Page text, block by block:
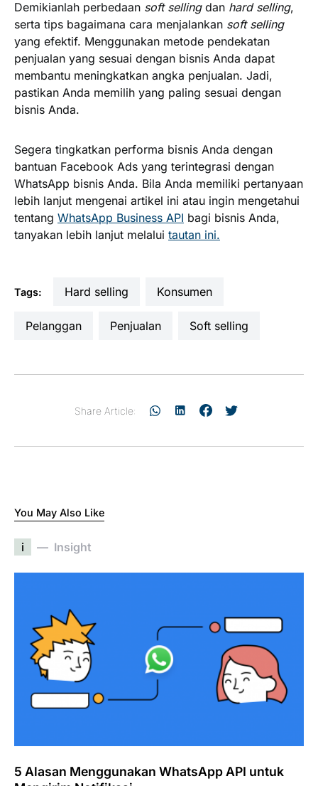
Demikianlah perbedaan soft sellingdan hard selling,
serta tips bagaimana cara menjalankan soft selling
yang efektif. Menggunakan metode pendekatan
penjualan yang sesuai dengan bisnis Anda dapat
membantu meningkatkan angka penjualan. Jadi,
pastikan Anda memilih yang paling sesuai dengan
bisnis Anda.
Segera tingkatkan performa bisnis Anda dengan
bantuan Facebook Ads yang terintegrasi dengan
WhatsApp bisnis Anda. Bila Anda memiliki pertanyaan
lebih lanjut mengenai artikel ini atau ingin mengetahui
tentang WhatsApp Business API bagi bisnis Anda,
tanyakan lebih lanjut melalui tautan ini.
Tags: hard selling Konsumen
pelanggan penjualan soft selling
Share Article:
You May Also Like
i Insight
5 Alasan Menggunakan WhatsApp API untuk